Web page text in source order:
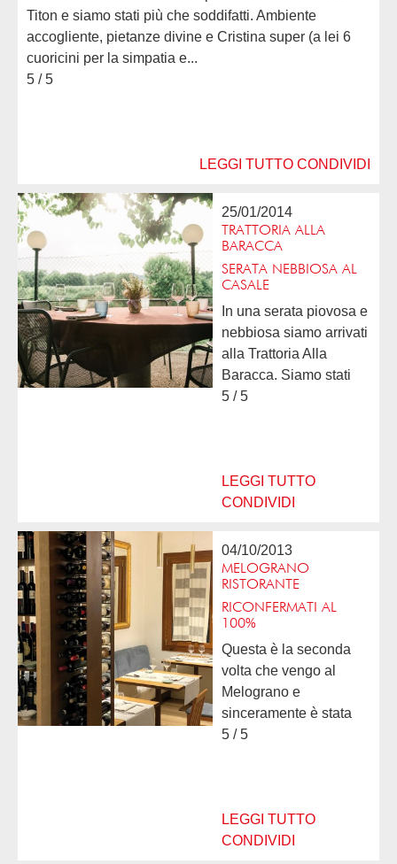
Titon e siamo stati più che soddifatti. Ambiente
accogliente, pietanze divine e Cristina super (a lei 6
cuoricini per la simpatia e...
5 / 5
LEGGI TUTTO CONDIVIDI
25/01/2014
TRATTORIA ALLA
BARACCA
SERATA NEBBIOSA AL
CASALE
nebbiosa siamo arrivati
alla Trattoria Alla
Baracca. Siamo stati
accolti da Debora con
l'accoglienza
abbiamo...
5 / 5
LEGGI TUTTO
CONDIVIDI
04/10/2013
MELOGRANO
RISTORANTE
RICONFERMATI AL
100%
Questa è la seconda
volta che vengo al
Melograno e
sinceramente è stata
una riconferma al 100 x
Ci si sente subito a...
5 / 5
LEGGI TUTTO
CONDIVIDI